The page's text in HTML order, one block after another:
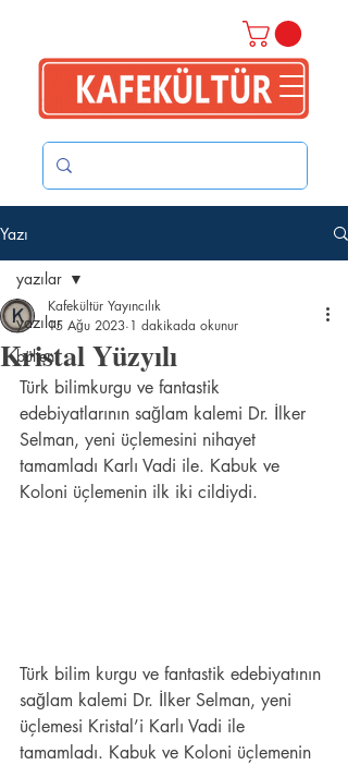
Yazı
yazılar
bülten
yazılar
Kristal Yüzyılı
Kafekültür Yayıncılık
15 Ağu 2023 1 dakikada okunur
Türk bilimkurgu ve fantastik
edebiyatlarının sağlam kalemi Dr. İlker
Selman, yeni üçlemesini nihayet
tamamladı Karlı Vadi ile. Kabuk ve
Koloni üçlemenin ilk iki cildiydi.
Türk bilim kurgu ve fantastik edebiyatının
sağlam kalemi Dr. İlker Selman, yeni
üçlemesi Kristal’i Karlı Vadi ile
tamamladı. Kabuk ve Koloni üçlemenin